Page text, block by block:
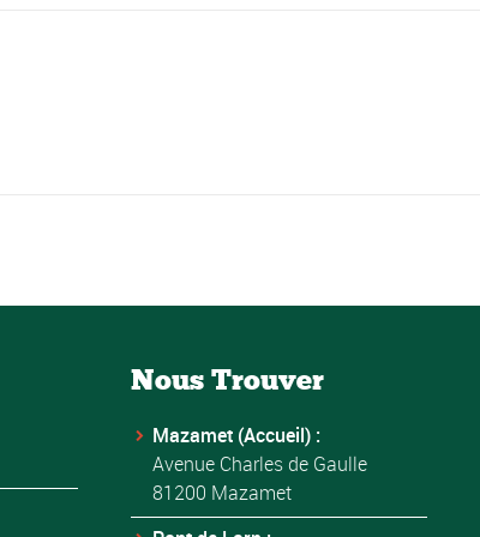
Nous Trouver
Mazamet (Accueil) :
Avenue Charles de Gaulle
81200 Mazamet